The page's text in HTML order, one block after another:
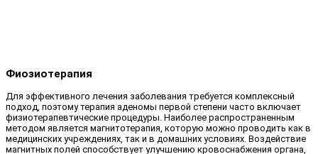
Фиозиотерапия
Для эффективного лечения заболевания требуется комплексный
подход, поэтому терапия аденомы первой степени часто включает
физиотерапевтические процедуры. Наиболее распространенным
методом является магнитотерапия, которую можно проводить как в
медицинских учреждениях, так и в домашних условиях. Воздействие
магнитных полей способствует улучшению кровоснабжения органа,